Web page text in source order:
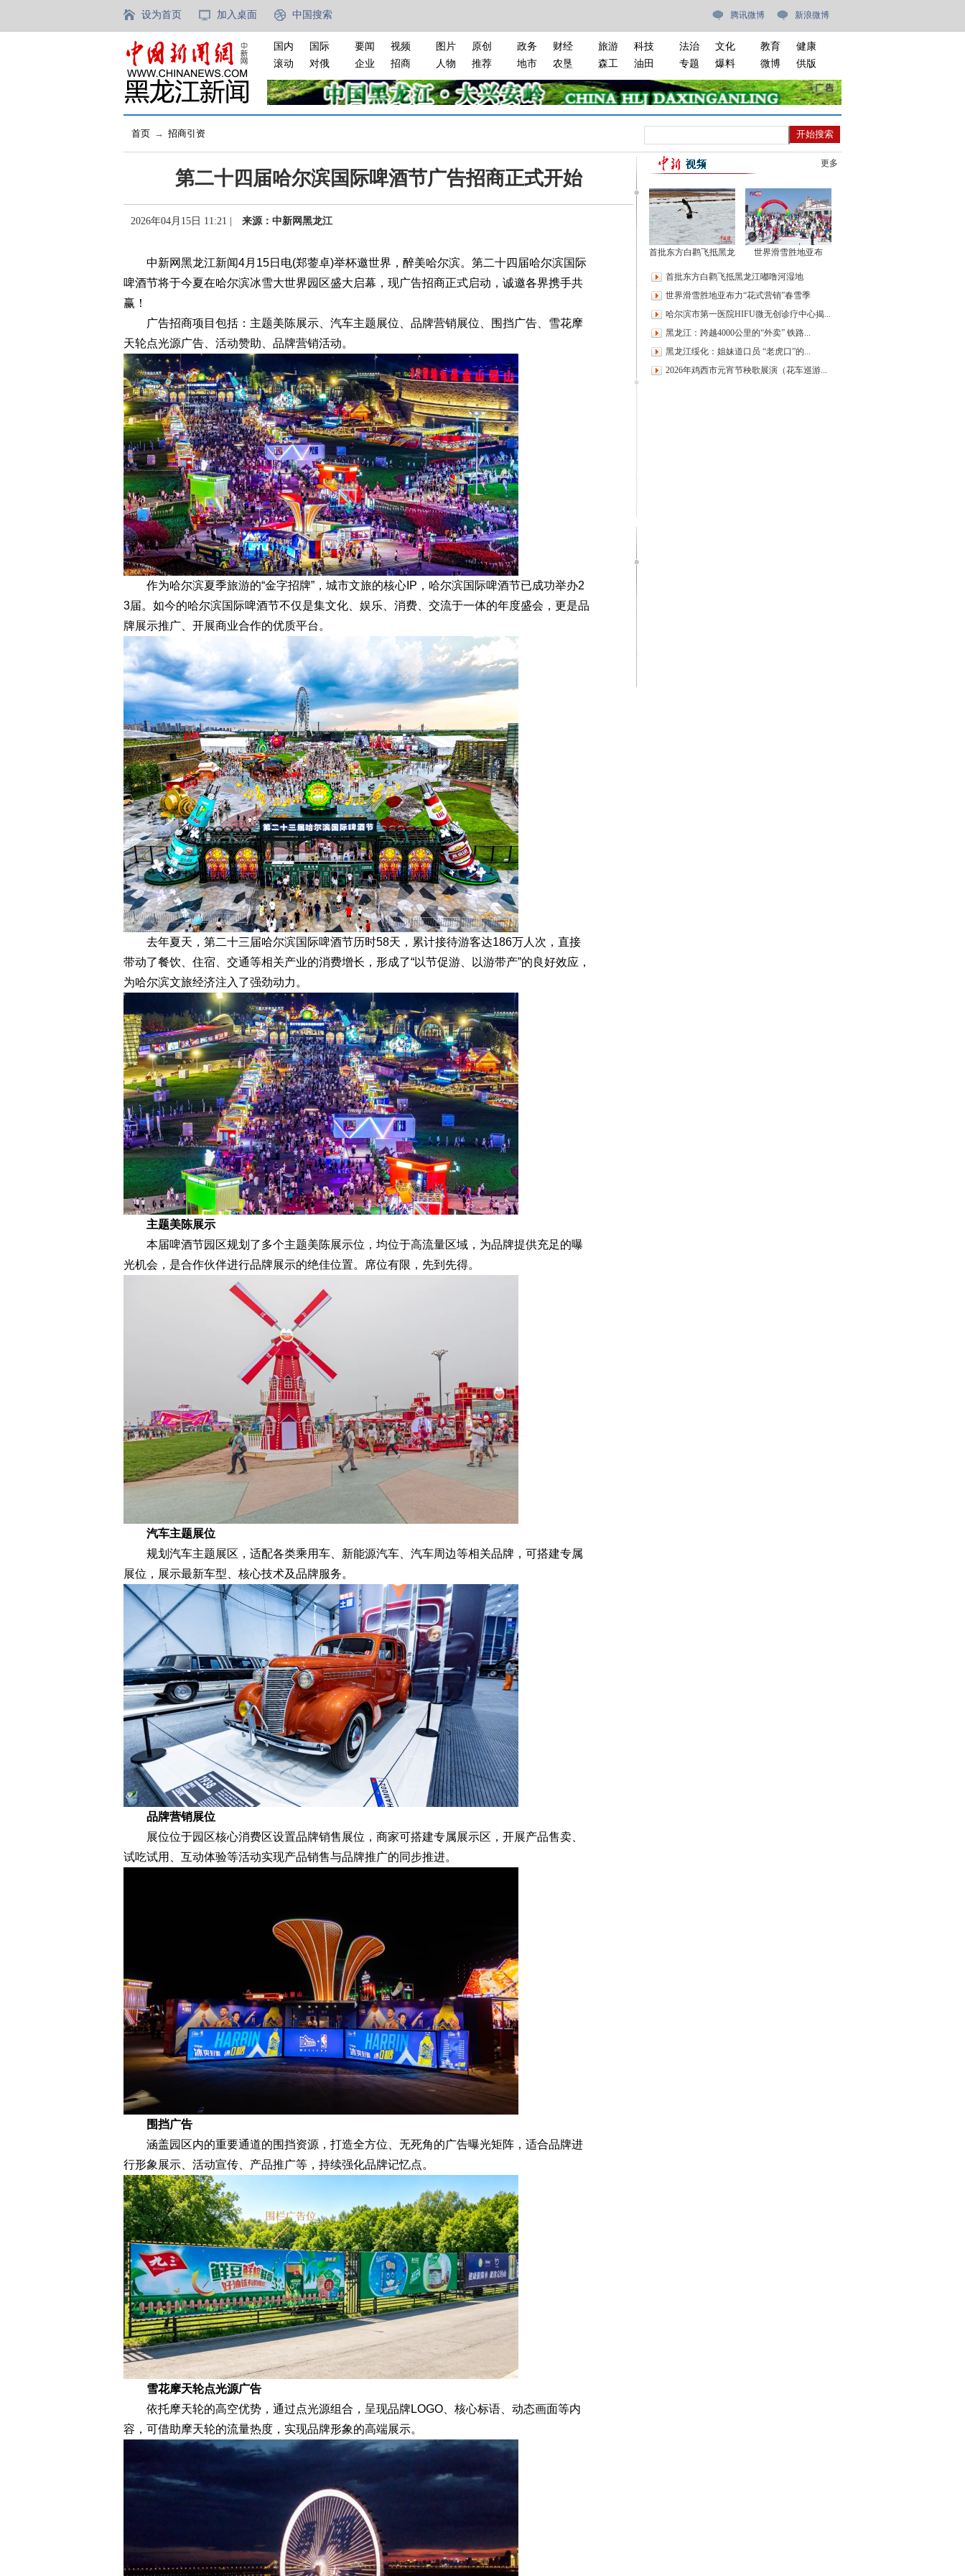
设为首页 加入桌面 中国搜索 腾讯微博 新浪微博
国内
国际
滚动
对俄
要闻
视频
企业
招商
图片
原创
人物
推荐
政务
财经
地市
农垦
旅游
科技
森工
油田
法治
文化
专题
爆料
教育
健康
微博
供版
首页 → 招商引资
第二十四届哈尔滨国际啤酒节广告招商正式开始
2026年04月15日 11:21 | 来源：中新网黑龙江
中新网黑龙江新闻4月15日电(郑蓥卓)举杯邀世界，醉美哈尔滨。第二十四届哈尔滨国际
啤酒节将于今夏在哈尔滨冰雪大世界园区盛大启幕，现广告招商正式启动，诚邀各界携手共
赢！
广告招商项目包括：主题美陈展示、汽车主题展位、品牌营销展位、围挡广告、雪花摩
天轮点光源广告、活动赞助、品牌营销活动。
作为哈尔滨夏季旅游的“金字招牌”，城市文旅的核心IP，哈尔滨国际啤酒节已成功举办2
3届。如今的哈尔滨国际啤酒节不仅是集文化、娱乐、消费、交流于一体的年度盛会，更是品
牌展示推广、开展商业合作的优质平台。
去年夏天，第二十三届哈尔滨国际啤酒节历时58天，累计接待游客达186万人次，直接
带动了餐饮、住宿、交通等相关产业的消费增长，形成了“以节促游、以游带产”的良好效应，
为哈尔滨文旅经济注入了强劲动力。
主题美陈展示
本届啤酒节园区规划了多个主题美陈展示位，均位于高流量区域，为品牌提供充足的曝
光机会，是合作伙伴进行品牌展示的绝佳位置。席位有限，先到先得。
汽车主题展位
规划汽车主题展区，适配各类乘用车、新能源汽车、汽车周边等相关品牌，可搭建专属
展位，展示最新车型、核心技术及品牌服务。
品牌营销展位
展位位于园区核心消费区设置品牌销售展位，商家可搭建专属展示区，开展产品售卖、
试吃试用、互动体验等活动实现产品销售与品牌推广的同步推进。
围挡广告
涵盖园区内的重要通道的围挡资源，打造全方位、无死角的广告曝光矩阵，适合品牌进
行形象展示、活动宣传、产品推广等，持续强化品牌记忆点。
雪花摩天轮点光源广告
依托摩天轮的高空优势，通过点光源组合，呈现品牌LOGO、核心标语、动态画面等内
容，可借助摩天轮的流量热度，实现品牌形象的高端展示。
更多
首批东方白鹳飞抵黑龙
世界滑雪胜地亚布
首批东方白鹳飞抵黑龙江嘟噜河湿地
世界滑雪胜地亚布力“花式营销”春雪季
哈尔滨市第一医院HIFU微无创诊疗中心揭...
黑龙江：跨越4000公里的“外卖” 铁路...
黑龙江绥化：姐妹道口员 “老虎口”的...
2026年鸡西市元宵节秧歌展演（花车巡游...